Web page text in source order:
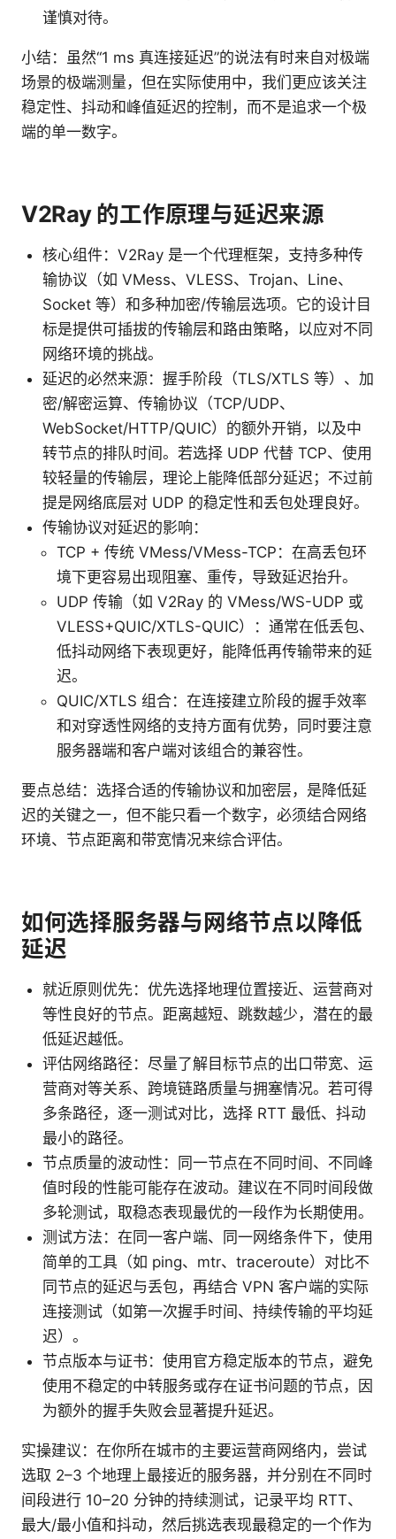
谨慎对待。
小结：虽然“1 ms 真连接延迟”的说法有时来自对极端
场景的极端测量，但在实际使用中，我们更应该关注
稳定性、抖动和峰值延迟的控制，而不是追求一个极
端的单一数字。
V2Ray 的工作原理与延迟来源
核心组件：V2Ray 是一个代理框架，支持多种传
输协议（如 VMess、VLESS、Trojan、Line、
Socket 等）和多种加密/传输层选项。它的设计目
标是提供可插拔的传输层和路由策略，以应对不同
网络环境的挑战。
延迟的必然来源：握手阶段（TLS/XTLS 等）、加
密/解密运算、传输协议（TCP/UDP、
WebSocket/HTTP/QUIC）的额外开销，以及中
转节点的排队时间。若选择 UDP 代替 TCP、使用
较轻量的传输层，理论上能降低部分延迟；不过前
提是网络底层对 UDP 的稳定性和丢包处理良好。
传输协议对延迟的影响：
TCP + 传统 VMess/VMess-TCP：在高丢包环
境下更容易出现阻塞、重传，导致延迟抬升。
UDP 传输（如 V2Ray 的 VMess/WS-UDP 或
VLESS+QUIC/XTLS-QUIC）：通常在低丢包、
低抖动网络下表现更好，能降低再传输带来的延
迟。
QUIC/XTLS 组合：在连接建立阶段的握手效率
和对穿透性网络的支持方面有优势，同时要注意
服务器端和客户端对该组合的兼容性。
要点总结：选择合适的传输协议和加密层，是降低延
迟的关键之一，但不能只看一个数字，必须结合网络
环境、节点距离和带宽情况来综合评估。
如何选择服务器与网络节点以降低
延迟
就近原则优先：优先选择地理位置接近、运营商对
等性良好的节点。距离越短、跳数越少，潜在的最
低延迟越低。
评估网络路径：尽量了解目标节点的出口带宽、运
营商对等关系、跨境链路质量与拥塞情况。若可得
多条路径，逐一测试对比，选择 RTT 最低、抖动
最小的路径。
节点质量的波动性：同一节点在不同时间、不同峰
值时段的性能可能存在波动。建议在不同时间段做
多轮测试，取稳态表现最优的一段作为长期使用。
测试方法：在同一客户端、同一网络条件下，使用
简单的工具（如 ping、mtr、traceroute）对比不
同节点的延迟与丢包，再结合 VPN 客户端的实际
连接测试（如第一次握手时间、持续传输的平均延
迟）。
节点版本与证书：使用官方稳定版本的节点，避免
使用不稳定的中转服务或存在证书问题的节点，因
为额外的握手失败会显著提升延迟。
实操建议：在你所在城市的主要运营商网络内，尝试
选取 2–3 个地理上最接近的服务器，并分别在不同时
间段进行 10–20 分钟的持续测试，记录平均 RTT、
最大/最小值和抖动，然后挑选表现最稳定的一个作为